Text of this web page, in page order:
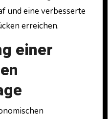
und eine verbesserte
erreichen.
einer